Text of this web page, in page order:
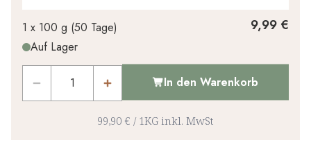
Ihr persönlicher Rabatt
1x
1 x 100 g (50 Tage)
Auf Lager
9,99 €
In den Warenkorb
99,90 € / 1KG inkl. MwSt